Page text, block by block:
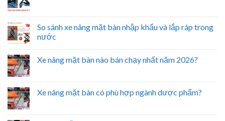
So sánh xe nâng mặt bàn nhập khẩu và lắp ráp trong
nước
Xe nâng mặt bàn nào bán chạy nhất năm 2026?
Xe nâng mặt bàn có phù hợp ngành dược phẩm?